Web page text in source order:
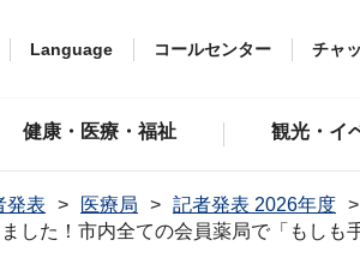
Language コールセンター チャ
健康・医療・福祉 観光・イ
発表 医療局
記者発表 2026年度
した！市内全ての会員薬局で「もしも